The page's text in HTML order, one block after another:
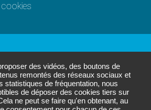
des vidéos, des boutons de
remontés des réseaux sociaux et
statistiques de fréquentation, nous
de déposer des cookies tiers sur
ne peut se faire qu'en obtenant, au
- Vallée de la Marne